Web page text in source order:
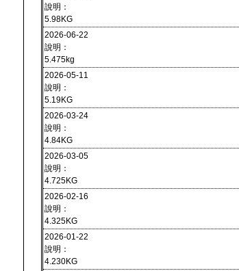
說明：
5.98KG
2026-06-22
說明：
5.475kg
2026-05-11
說明：
5.19KG
2026-03-24
說明：
4.84KG
2026-03-05
說明：
4.725KG
2026-02-16
說明：
4.325KG
2026-01-22
說明：
4.230KG